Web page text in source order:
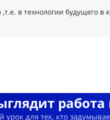
в технологии будущего
урок для тех, кто